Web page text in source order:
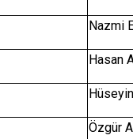
Nazmi
Hasan
Özgür